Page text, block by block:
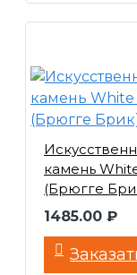
камень
(Брюгге
1485.00 ₽